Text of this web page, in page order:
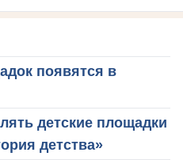
появятся в
детские площадки
детства»